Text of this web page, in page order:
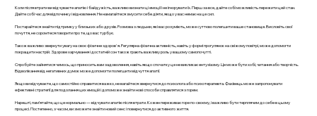
Коли після втрати ви відчуваєте апатію і байдужість, важливо визнати ці емоції і не ігнорувати їх. Перш за все, дайте собі можливість пережити цей стан.
Дайте собі час для відпочинку і відновлення. Не намагайтеся змусити себе діяти, якщо у вас немає на це сил.
Постарайтеся знайти підтримку у близьких або друзів. Розмова з людьми, які вас розуміють, може суттєво полегшити ваше становище. Висловіть свої
почуття, не соромтеся говорити про те, що вас турбує.
Також важливо звернути увагу на своє фізичне здоров'я. Регулярна фізична активність, навіть у формі прогулянок на свіжому повітрі, може допомогти
покращити настрій. Здорове харчування і достатній сон також грають важливу роль у вашому самопочутті.
Спробуйте зайнятися чимось, що приносить вам задоволення, навіть якщо спочатку це не викликає ентузіазму. Це може бути хобі, читання або творчість.
Відволікання від негативних думок може допомогти полегшити відчуття апатії.
Якщо ви відчуваєте, що самостійно справитися важко, не вагайтеся звернутися до психолога або психотерапевта. Фахівець може запропонувати
ефективні стратегії для подолання цих емоцій і допоможе знайти нові способи справлятися з горем.
Нарешті, пам’ятайте, що це нормально — відчувати апатію після втрати. Кожен переживає горе по-своєму, і важливо бути терплячим до себе в цьому
процесі. Постепенно, з часом, ви зможете знайти новий сенс і повернутися до активного життя.